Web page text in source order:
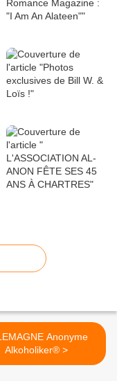
Anonyme
Alkoholiker® >